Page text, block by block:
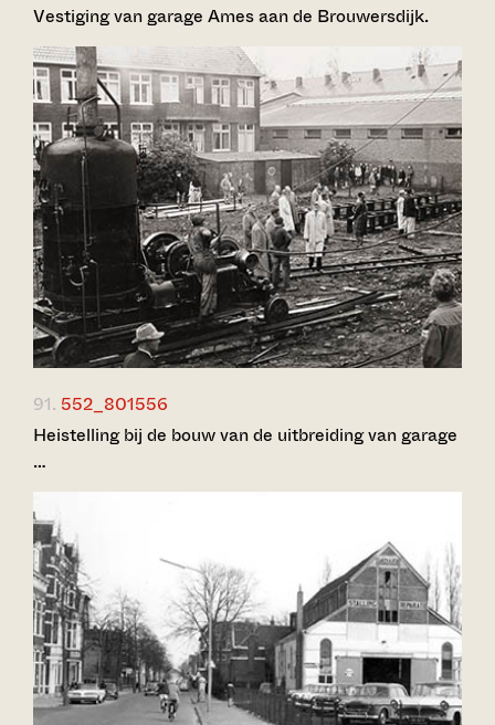
Vestiging van garage Ames aan de Brouwersdijk.
91. 552_801556
Heistelling bij de bouw van de uitbreiding van garage
…